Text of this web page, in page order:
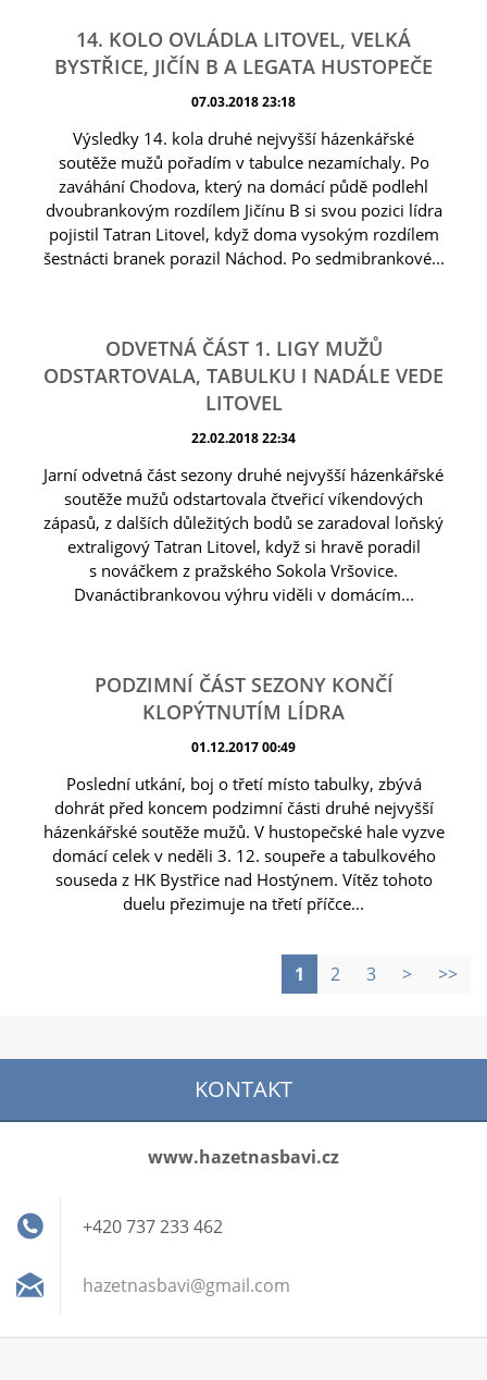
14. KOLO OVLÁDLA LITOVEL, VELKÁ
BYSTŘICE, JIČÍN B A LEGATA HUSTOPEČE
07.03.2018 23:18
Výsledky 14. kola druhé nejvyšší házenkářské
soutěže mužů pořadím v tabulce nezamíchaly. Po
zaváhání Chodova, který na domácí půdě podlehl
dvoubrankovým rozdílem Jičínu B si svou pozici lídra
pojistil Tatran Litovel, když doma vysokým rozdílem
šestnácti branek porazil Náchod. Po sedmibrankové...
ODVETNÁ ČÁST 1. LIGY MUŽŮ
ODSTARTOVALA, TABULKU I NADÁLE VEDE
LITOVEL
22.02.2018 22:34
Jarní odvetná část sezony druhé nejvyšší házenkářské
soutěže mužů odstartovala čtveřicí víkendových
zápasů, z dalších důležitých bodů se zaradoval loňský
extraligový Tatran Litovel, když si hravě poradil
s nováčkem z pražského Sokola Vršovice.
Dvanáctibrankovou výhru viděli v domácím...
PODZIMNÍ ČÁST SEZONY KONČÍ
KLOPÝTNUTÍM LÍDRA
01.12.2017 00:49
Poslední utkání, boj o třetí místo tabulky, zbývá
dohrát před koncem podzimní části druhé nejvyšší
házenkářské soutěže mužů. V hustopečské hale vyzve
domácí celek v neděli 3. 12. soupeře a tabulkového
souseda z HK Bystřice nad Hostýnem. Vítěz tohoto
duelu přezimuje na třetí příčce...
1 2 3 > >>
KONTAKT
www.hazetnasbavi.cz
+420 737 233 462
hazetnasbavi@gmail.com